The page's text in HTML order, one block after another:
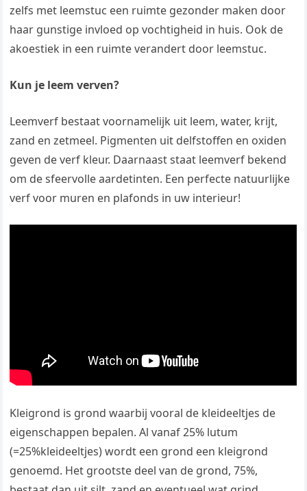
zelfs met leemstuc een ruimte gezonder maken door
haar gunstige invloed op vochtigheid in huis. Ook de
akoestiek in een ruimte verandert door leemstuc.
Kun je leem verven?
Leemverf bestaat voornamelijk uit leem, water, krijt,
zand en zetmeel. Pigmenten uit delfstoffen en oxiden
geven de verf kleur. Daarnaast staat leemverf bekend
om de sfeervolle aardetinten. Een perfecte natuurlijke
verf voor muren en plafonds in uw interieur!
Kleigrond is grond waarbij vooral de kleideeltjes de
eigenschappen bepalen. Al vanaf 25% lutum
(=25%kleideeltjes) wordt een grond een kleigrond
genoemd. Het grootste deel van de grond, 75%,